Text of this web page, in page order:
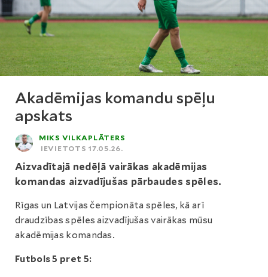
Akadēmijas komandu spēļu
apskats
MIKS VILKAPLĀTERS
IEVIETOTS 17.05.26.
Aizvadītajā nedēļā vairākas akadēmijas
komandas aizvadījušas pārbaudes spēles.
Rīgas un Latvijas čempionāta spēles, kā arī
draudzības spēles aizvadījušas vairākas mūsu
akadēmijas komandas.
Futbols 5 pret 5: